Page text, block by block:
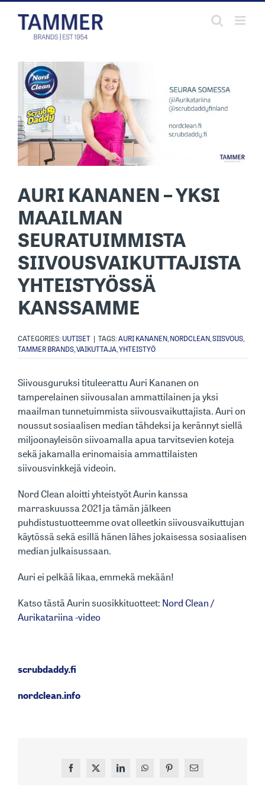
AURI KANANEN – YKSI
MAAILMAN
SEURATUIMMISTA
SIIVOUSVAIKUTTAJISTA
YHTEISTYÖSSÄ
KANSSAMME
CATEGORIES: UUTISET | TAGS:AURI KANANEN,NORDCLEAN,SIISVOUS,
TAMMER BRANDS,VAIKUTTAJA,YHTEISTYÖ
Siivousguruksi tituleerattu Auri Kananen on
tamperelainen siivousalan ammattilainen ja yksi
maailman tunnetuimmista siivousvaikuttajista. Auri on
noussut sosiaalisen median tähdeksi ja kerännyt siellä
miljoonayleisön siivoamalla apua tarvitsevien koteja
sekä jakamalla erinomaisia ammattilaisten
siivousvinkkejä videoin.
Nord Clean aloitti yhteistyöt Aurin kanssa
marraskuussa 2021 ja tämän jälkeen
puhdistustuotteemme ovat olleetkin siivousvaikuttujan
käytössä sekä esillä hänen lähes jokaisessa sosiaalisen
median julkaisussaan.
Auri ei pelkää likaa, emmekä mekään!
Katso tästä Aurin suosikkituotteet: Nord Clean /
Aurikatariina -video
scrubdaddy.fi
nordclean.info
Facebook
X LinkedInWhatsAppPinterestSähköposti